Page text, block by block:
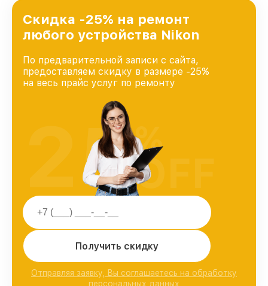
Скидка -25% на ремонт
любого устройства Nikon
По предварительной записи с сайта,
предоставляем скидку в размере -25%
на весь прайс услуг по ремонту
Получить скидку
Отправляя заявку, Вы соглашаетесь на обработку
персональных данных
25%
OFF